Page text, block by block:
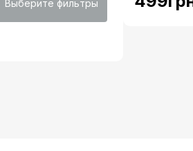
Выберите фильтры